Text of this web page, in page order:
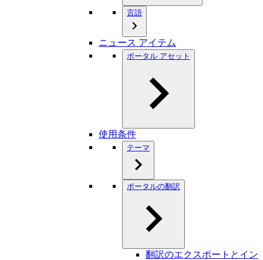
言語
ニュース アイテム
ポータル アセット
使用条件
テーマ
ポータルの翻訳
翻訳のエクスポートとイン